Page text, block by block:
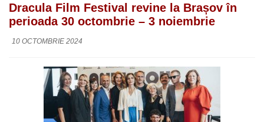
Dracula Film Festival revine la Brașov în
perioada 30 octombrie – 3 noiembrie
10 OCTOMBRIE 2024